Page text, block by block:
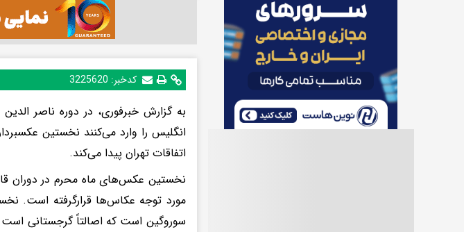
کدخبر: 3225620
به گزارش خبرفوری، در دوره ناصر
انگلیس را وارد می‌کنند نخستین
اتفاقات تهران پیدا می‌کند.
نخستین عکس‌های ماه محرم در دوران
مورد توجه عکاس‌ها قرارگرفته است.
سوروگین است که اصالتاً گرجستانی